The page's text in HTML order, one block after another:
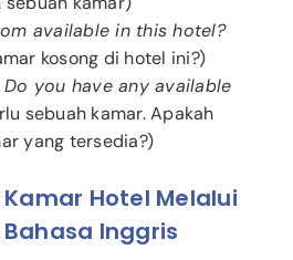
available in this hotel?
kosong di hotel ini?)
you have any available
sebuah kamar. Apakah
yang tersedia?)
Hotel Melalui
Inggris